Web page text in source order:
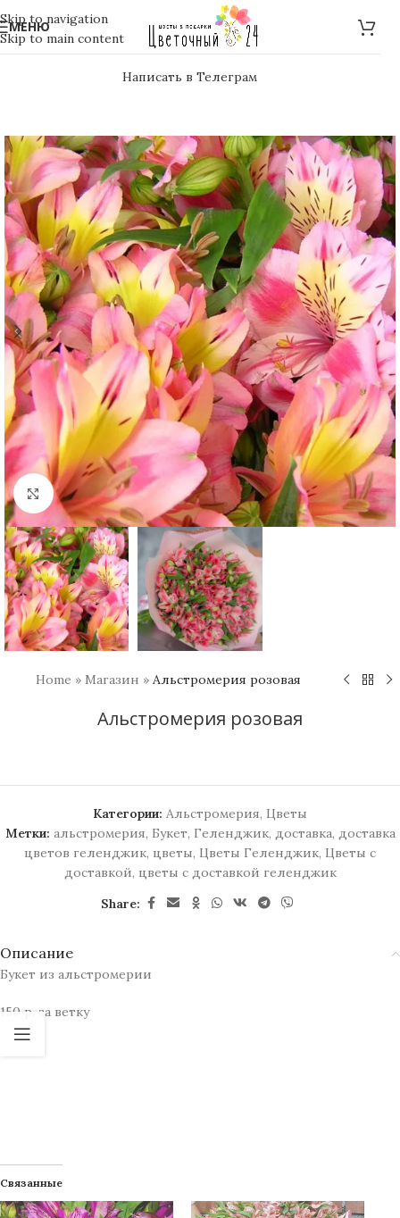
Skip to navigation
Skip to main content
МЕНЮ
Написать в Телеграм
Увеличить
Home » Магазин » Альстромерия розовая
Альстромерия розовая
Категории: Альстромерия, Цветы
Метки: альстромерия, Букет, Геленджик, доставка, доставка
цветов геленджик, цветы, Цветы Геленджик, Цветы с
доставкой, цветы с доставкой геленджик
Share:
Описание
Букет из альстромерии
150 р. за ветку
Связанные